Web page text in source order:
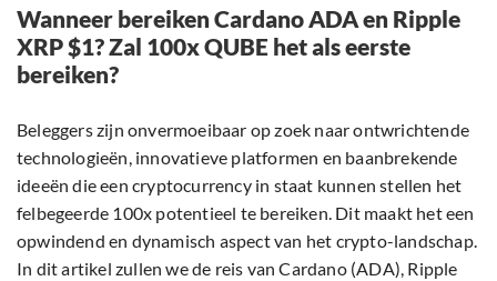
Wanneer bereiken Cardano ADA en Ripple
XRP $1? Zal 100x QUBE het als eerste
bereiken?
Beleggers zijn onvermoeibaar op zoek naar ontwrichtende
technologieën, innovatieve platformen en baanbrekende
ideeën die een cryptocurrency in staat kunnen stellen het
felbegeerde 100x potentieel te bereiken. Dit maakt het een
opwindend en dynamisch aspect van het crypto-landschap.
In dit artikel zullen we de reis van Cardano (ADA), Ripple